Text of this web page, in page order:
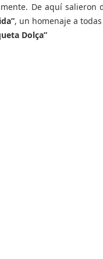
De aquí salieron
, un homenaje a
Dolça”